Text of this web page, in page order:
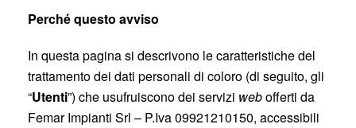
Perché questo avviso
In questa pagina si descrivono le caratteristiche del
trattamento dei dati personali di coloro (di seguito, gli
“Utenti”) che usufruiscono dei servizi webofferti da
Femar Impianti Srl – P.Iva 09921210150, accessibili